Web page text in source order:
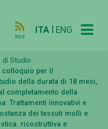
RSS
ITA ENG
di Studio
per il
della durata di 18 mesi,
completamento della
Trattamenti innovativi e
dei tessuti molli e
ricostruttiva e